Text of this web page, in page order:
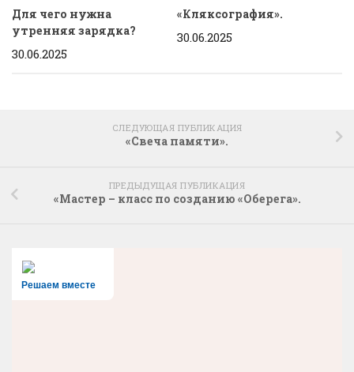
Для чего нужна
утренняя зарядка?
30.06.2025
«Кляксография».
30.06.2025
СЛЕДУЮЩАЯ ПУБЛИКАЦИЯ
«Свеча памяти».
ПРЕДЫДУЩАЯ ПУБЛИКАЦИЯ
«Мастер – класс по созданию «Оберега».
Решаем вместе